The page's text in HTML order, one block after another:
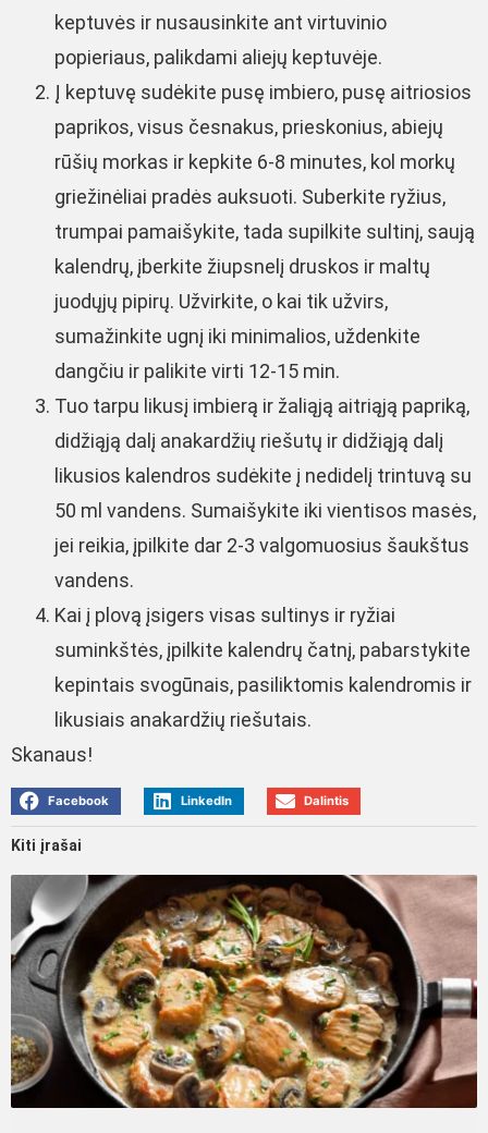
keptuvės ir nusausinkite ant virtuvinio
popieriaus, palikdami aliejų keptuvėje.
Į keptuvę sudėkite pusę imbiero, pusę aitriosios
paprikos, visus česnakus, prieskonius, abiejų
rūšių morkas ir kepkite 6-8 minutes, kol morkų
griežinėliai pradės auksuoti. Suberkite ryžius,
trumpai pamaišykite, tada supilkite sultinį, saują
kalendrų, įberkite žiupsnelį druskos ir maltų
juodųjų pipirų. Užvirkite, o kai tik užvirs,
sumažinkite ugnį iki minimalios, uždenkite
dangčiu ir palikite virti 12-15 min.
Tuo tarpu likusį imbierą ir žaliąją aitriąją papriką,
didžiąją dalį anakardžių riešutų ir didžiąją dalį
likusios kalendros sudėkite į nedidelį trintuvą su
50 ml vandens. Sumaišykite iki vientisos masės,
jei reikia, įpilkite dar 2-3 valgomuosius šaukštus
vandens.
Kai į plovą įsigers visas sultinys ir ryžiai
suminkštės, įpilkite kalendrų čatnį, pabarstykite
kepintais svogūnais, pasiliktomis kalendromis ir
likusiais anakardžių riešutais.
Skanaus!
Facebook LinkedIn Dalintis
Kiti įrašai